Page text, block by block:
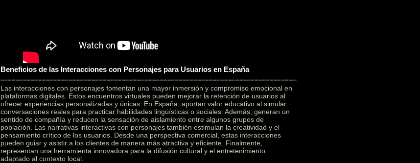
Beneficios de las Interacciones con Personajes para Usuarios en España
Las interacciones con personajes fomentan una mayor inmersión y compromiso emocional en
plataformas digitales. Estos encuentros virtuales pueden mejorar la retención de usuarios al
ofrecer experiencias personalizadas y únicas. En España, aportan valor educativo al simular
conversaciones reales para practicar habilidades lingüísticas o sociales. Además, generan un
sentido de compañía y reducen la sensación de aislamiento entre algunos grupos de
población. Las narrativas interactivas con personajes también estimulan la creatividad y el
pensamiento crítico de los usuarios. Desde una perspectiva comercial, estas interacciones
pueden guiar y asistir a los clientes de manera más atractiva y eficiente. Finalmente,
representan una herramienta innovadora para la difusión cultural y el entretenimiento
adaptado al contexto local.